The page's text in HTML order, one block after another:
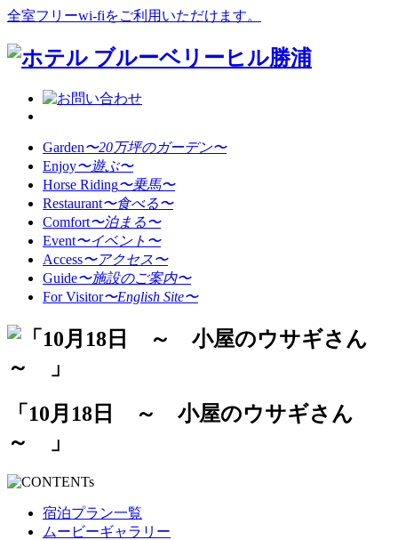
全室フリーwi-fiをご利用いただけます。
Garden〜20万坪のガーデン〜
Enjoy〜遊ぶ〜
Horse Riding〜乗馬〜
Restaurant〜食べる〜
Comfort〜泊まる〜
Event〜イベント〜
Access〜アクセス〜
Guide〜施設のご案内〜
For Visitor〜English Site〜
「10月18日 ～ 小屋のウサギさん
～ 」
宿泊プラン一覧
ムービーギャラリー